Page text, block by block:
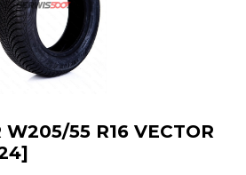
W205/55 R16 VECTOR